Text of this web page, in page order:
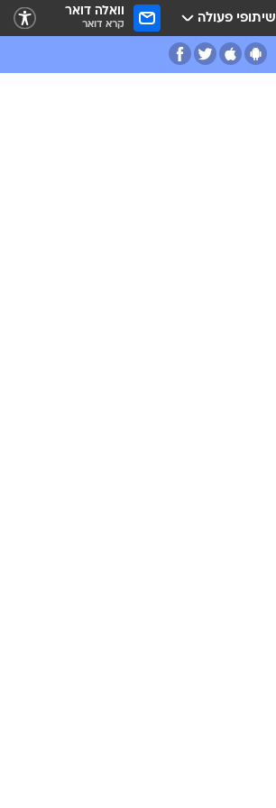
שיתופי פעולה וואלה דואר
קרא דואר